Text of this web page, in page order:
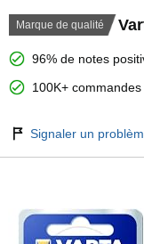
Poids des
batteries
1
Marque de qualité
96% de notes
100K+
Signaler un